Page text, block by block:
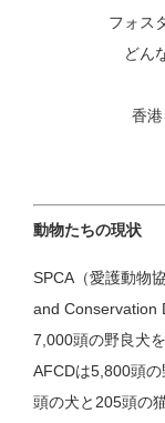
フォス
どん
香
動物たちの現状
SPCA（愛護動物
and Conservation
7,000頭の野良犬
AFCDは5,800頭
頭の犬と205頭の